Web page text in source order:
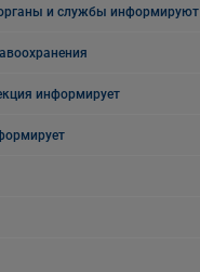
и службы информируют
информирует